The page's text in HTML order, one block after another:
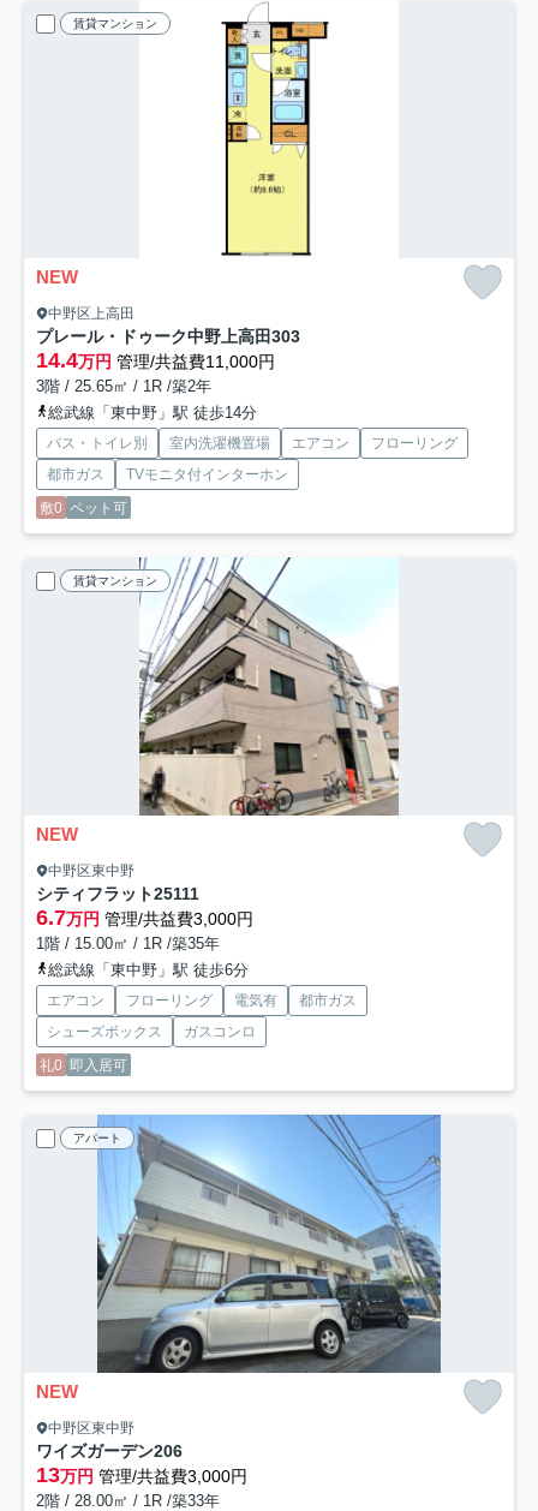
賃貸マンション
NEW
中野区上高田
プレール・ドゥーク中野上高田303
14.4万円 管理/共益費11,000円
3階 / 25.65㎡ / 1R /築2年
総武線「東中野」駅 徒歩14分
バス・トイレ別 室内洗濯機置場 エアコン
フローリング
都市ガス
TVモニタ付インターホン
敷0 ペット可
賃貸マンション
NEW
中野区東中野
シティフラット25111
6.7万円 管理/共益費3,000円
1階 / 15.00㎡ / 1R /築35年
総武線「東中野」駅 徒歩6分
エアコン フローリング 電気有
都市ガス
シューズボックス
ガスコンロ
礼0 即入居可
アパート
NEW
中野区東中野
ワイズガーデン206
13万円 管理/共益費3,000円
2階 / 28.00㎡ / 1R /築33年